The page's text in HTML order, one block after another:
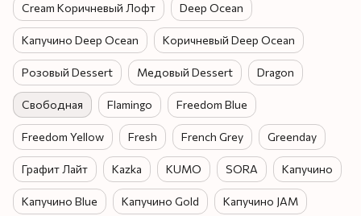
Cream Коричневый Лофт Deep Ocean
Капучино Deep Ocean Коричневый Deep Ocean
Розовый Dessert Медовый Dessert Dragon
Свободная Flamingo Freedom Blue
Freedom Yellow Fresh French Grey Greenday
Графит Лайт Kazka KUMO SORA Капучино
Капучино Blue Капучино Gold Капучино JAM